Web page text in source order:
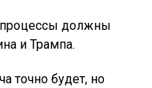
процессы должны
и Трампа.
точно будет, но